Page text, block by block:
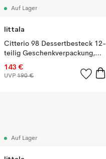
Auf Lager
Iittala
Citterio 98 Dessertbesteck 12-
teilig Geschenkverpackung,
Blank rostfrei Stahl
143 €
UVP 190 €
Auf Lager